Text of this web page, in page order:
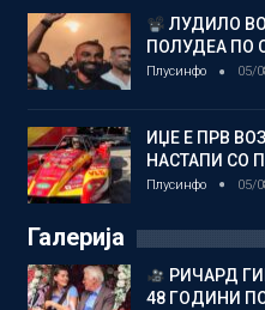
ЛУДИЛО
ПОЛУДЕА ПО
Плусинфо 05/
ИЏЕ Е ПРВ
НАСТАПИ СО
Плусинфо 05/
Галерија
РИЧАРД
48 ГОДИНИ